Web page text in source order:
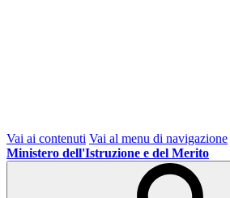
Vai ai contenuti Vai al menu di navigazione
Ministero dell'Istruzione e del Merito